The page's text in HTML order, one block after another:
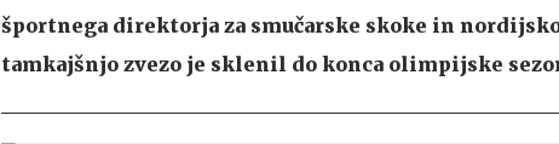
športnega direktorja za smučarske skoke in
tamkajšnjo zvezo je sklenil do konca olimpijske